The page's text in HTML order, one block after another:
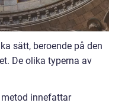
sätt, beroende på den
De olika typerna av
innefattar